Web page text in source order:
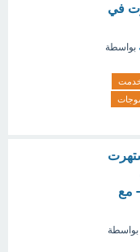
في
بواسطة
مع
بواسطة